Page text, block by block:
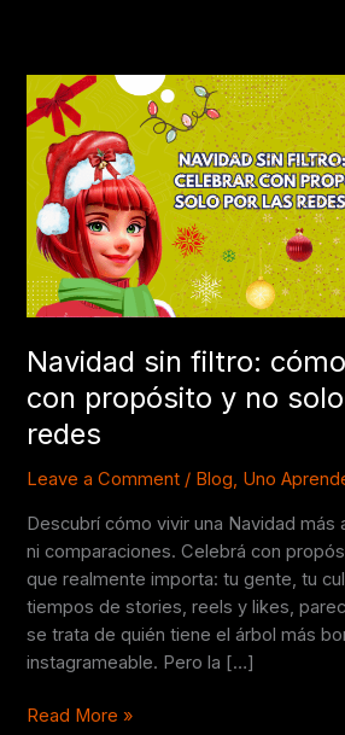
Navidad sin filtro:
con propósito y no
redes
Leave a Comment / Blog, Uno
Descubrí cómo vivir una Navidad más
ni comparaciones. Celebrá con
que realmente importa: tu gente, tu
tiempos de stories, reels y likes,
se trata de quién tiene el árbol más
instagrameable. Pero la […]
Navidad
sin
filtro:
cómo
celebrar
con
propósito
y
no
por
las
redes
Read More »